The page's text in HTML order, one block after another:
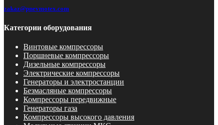
zakaz@pnevmotex.com
Категории оборудования
Винтовые компрессоры
Поршневые компрессоры
Дизельные компрессоры
Электрические компрессоры
Генераторы и электростанции
Безмасляные компрессоры
Компрессоры передвижные
Генераторы газа
Компрессоры высокого давления